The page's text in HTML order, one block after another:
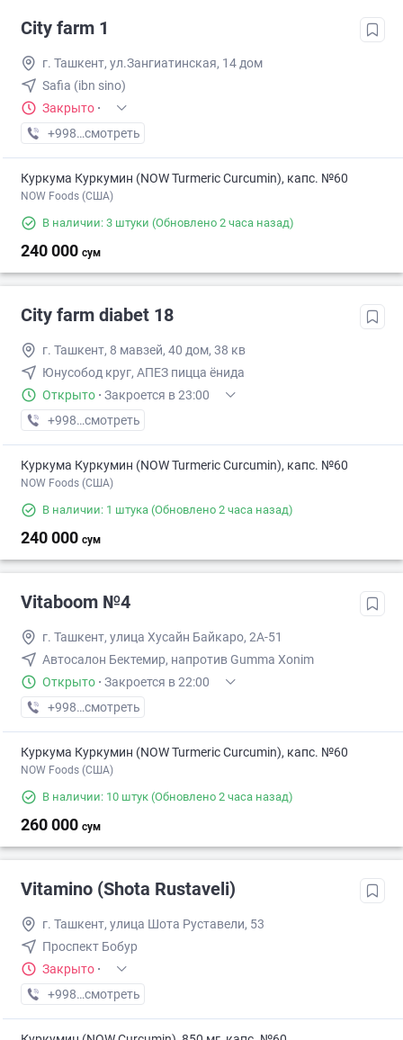
City farm 1
г. Ташкент, ул.Зангиатинская, 14 дом
Safia (ibn sino)
Закрыто ·
+998 (20) XXX-XX-XX
смотреть
Куркума Куркумин (NOW Turmeric Curcumin), капс. №60
NOW Foods (США)
В наличии: 3 штуки (Обновлено 2 часа назад)
240 000 сум
City farm diabet 18
г. Ташкент, 8 мавзей, 40 дом, 38 кв
Юнусобод круг, АПЕЗ пицца ёнида
Открыто · Закроется в 23:00
+998 (95) XXX-XX-XX
смотреть
Куркума Куркумин (NOW Turmeric Curcumin), капс. №60
NOW Foods (США)
В наличии: 1 штука (Обновлено 2 часа назад)
240 000 сум
Vitaboom №4
г. Ташкент, улица Хусайн Байкаро, 2А-51
Автосалон Бектемир, напротив Gumma Xonim
Открыто · Закроется в 22:00
+998 (77) XXX-XX-XX
смотреть
Куркума Куркумин (NOW Turmeric Curcumin), капс. №60
NOW Foods (США)
В наличии: 10 штук (Обновлено 2 часа назад)
260 000 сум
Vitamino (Shota Rustaveli)
г. Ташкент, улица Шота Руставели, 53
Проспект Бобур
Закрыто ·
+998 (70) XXX-XX-XX
смотреть